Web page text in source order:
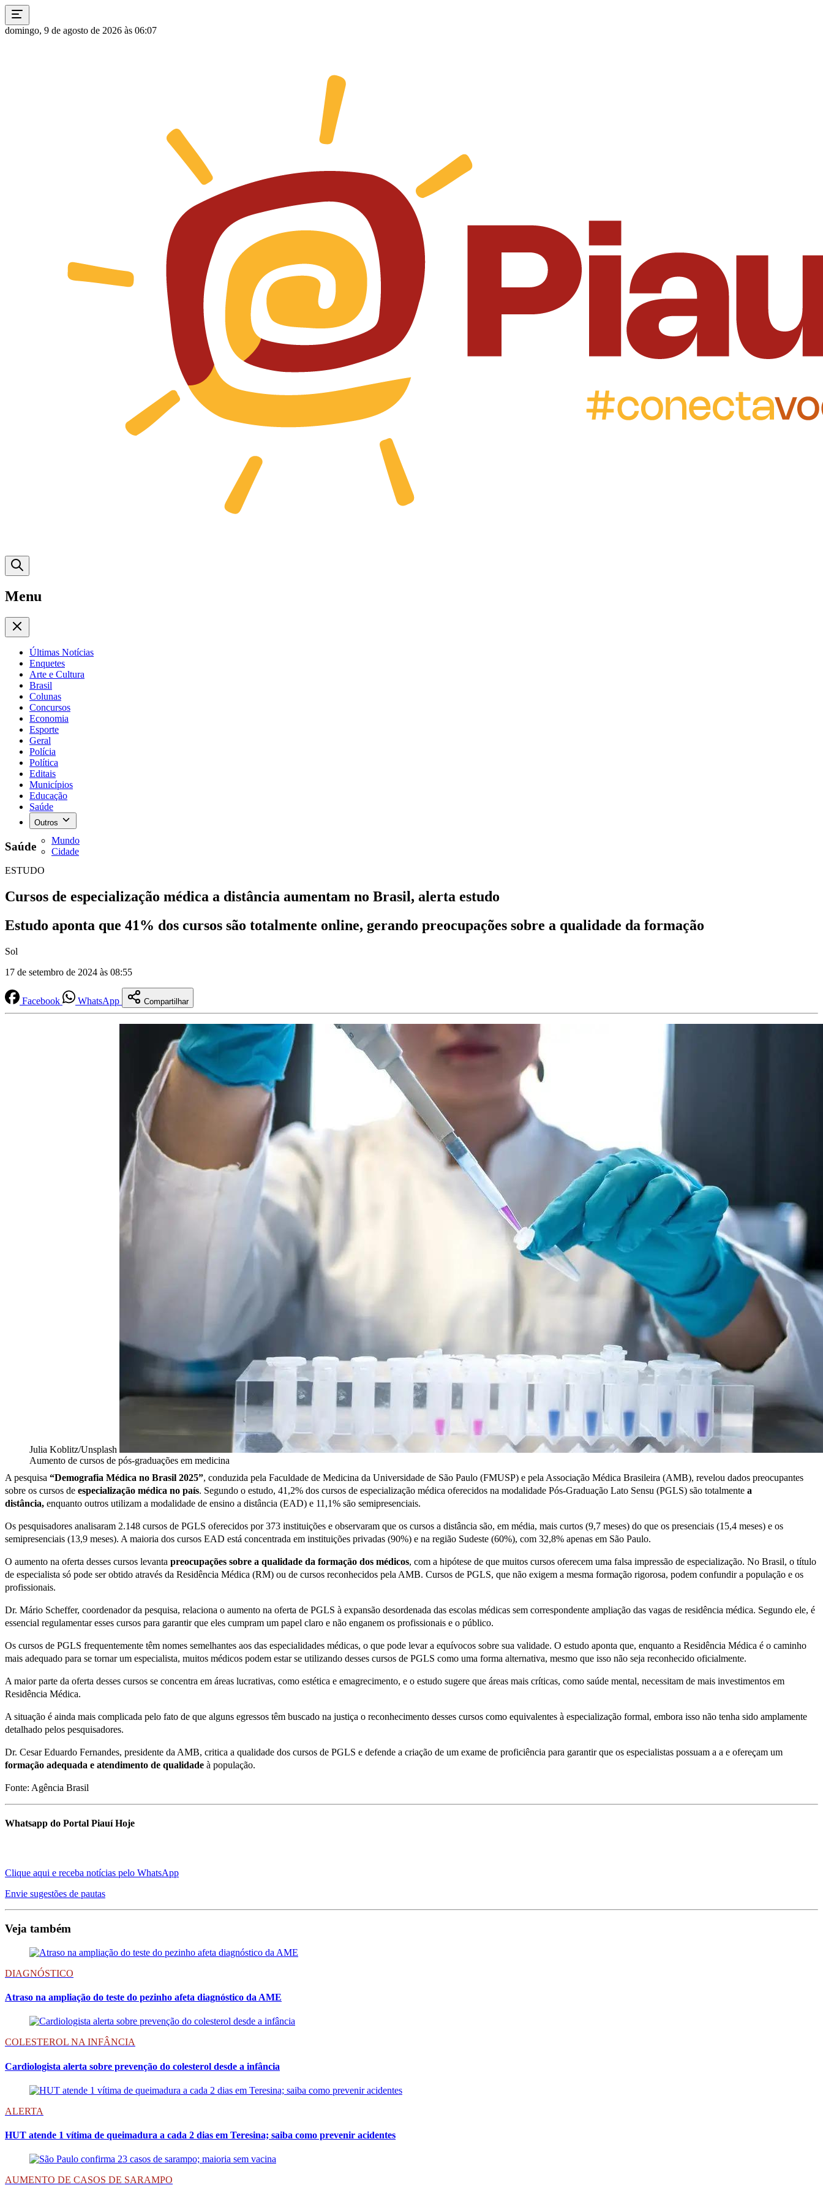
domingo, 9 de agosto de 2026 às 06:07
Menu
Últimas Notícias
Enquetes
Arte e Cultura
Brasil
Colunas
Concursos
Economia
Esporte
Geral
Polícia
Política
Editais
Municípios
Educação
Saúde
Outros
Mundo
Cidade
Saúde
ESTUDO
Cursos de especialização médica a distância aumentam no Brasil, alerta estudo
Estudo aponta que 41% dos cursos são totalmente online, gerando preocupações sobre a qualidade da formação
Sol
17 de setembro de 2024 às 08:55
Facebook WhatsApp Compartilhar
Julia Koblitz/Unsplash
Aumento de cursos de pós-graduações em medicina
A pesquisa “Demografia Médica no Brasil 2025”, conduzida pela Faculdade de Medicina da Universidade de São Paulo (FMUSP) e pela Associação Médica Brasileira (AMB), revelou dados preocupantes
sobre os cursos de especialização médica no país. Segundo o estudo, 41,2% dos cursos de especialização médica oferecidos na modalidade Pós-Graduação Lato Sensu (PGLS) são totalmente a
distância, enquanto outros utilizam a modalidade de ensino a distância (EAD) e 11,1% são semipresenciais.
Os pesquisadores analisaram 2.148 cursos de PGLS oferecidos por 373 instituições e observaram que os cursos a distância são, em média, mais curtos (9,7 meses) do que os presenciais (15,4 meses) e os
semipresenciais (13,9 meses). A maioria dos cursos EAD está concentrada em instituições privadas (90%) e na região Sudeste (60%), com 32,8% apenas em São Paulo.
O aumento na oferta desses cursos levanta preocupações sobre a qualidade da formação dos médicos, com a hipótese de que muitos cursos oferecem uma falsa impressão de especialização. No Brasil, o título
de especialista só pode ser obtido através da Residência Médica (RM) ou de cursos reconhecidos pela AMB. Cursos de PGLS, que não exigem a mesma formação rigorosa, podem confundir a população e os
profissionais.
Dr. Mário Scheffer, coordenador da pesquisa, relaciona o aumento na oferta de PGLS à expansão desordenada das escolas médicas sem correspondente ampliação das vagas de residência médica. Segundo ele, é
essencial regulamentar esses cursos para garantir que eles cumpram um papel claro e não enganem os profissionais e o público.
Os cursos de PGLS frequentemente têm nomes semelhantes aos das especialidades médicas, o que pode levar a equívocos sobre sua validade. O estudo aponta que, enquanto a Residência Médica é o caminho
mais adequado para se tornar um especialista, muitos médicos podem estar se utilizando desses cursos de PGLS como uma forma alternativa, mesmo que isso não seja reconhecido oficialmente.
A maior parte da oferta desses cursos se concentra em áreas lucrativas, como estética e emagrecimento, e o estudo sugere que áreas mais críticas, como saúde mental, necessitam de mais investimentos em
Residência Médica.
A situação é ainda mais complicada pelo fato de que alguns egressos têm buscado na justiça o reconhecimento desses cursos como equivalentes à especialização formal, embora isso não tenha sido amplamente
detalhado pelos pesquisadores.
Dr. Cesar Eduardo Fernandes, presidente da AMB, critica a qualidade dos cursos de PGLS e defende a criação de um exame de proficiência para garantir que os especialistas possuam a a e ofereçam um
formação adequada e atendimento de qualidade à população.
Fonte: Agência Brasil
Whatsapp do Portal Piauí Hoje
Clique aqui e receba notícias pelo WhatsApp
Envie sugestões de pautas
Veja também
DIAGNÓSTICO
Atraso na ampliação do teste do pezinho afeta diagnóstico da AME
COLESTEROL NA INFÂNCIA
Cardiologista alerta sobre prevenção do colesterol desde a infância
ALERTA
HUT atende 1 vítima de queimadura a cada 2 dias em Teresina; saiba como prevenir acidentes
AUMENTO DE CASOS DE SARAMPO